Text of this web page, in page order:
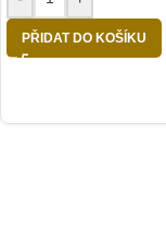
PŘIDAT DO KOŠÍKU